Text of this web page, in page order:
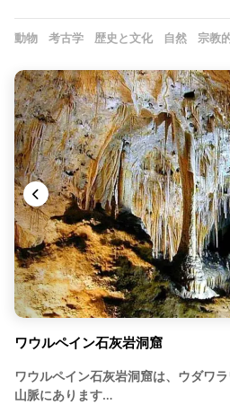
動物 考古学 歴史と文化 自然 宗教
ワウルペイン石灰岩洞窟
ワウルペイン石灰岩洞窟は、ウダワ
山脈にあります…